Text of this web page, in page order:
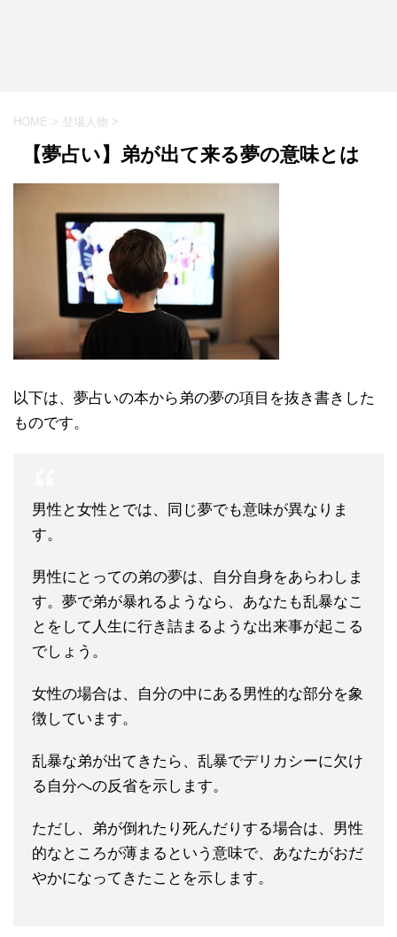
HOME > 登場人物 >
【夢占い】弟が出て来る夢の意味とは
以下は、夢占いの本から弟の夢の項目を抜き書きした
ものです。
男性と女性とでは、同じ夢でも意味が異なりま
す。
男性にとっての弟の夢は、自分自身をあらわしま
す。夢で弟が暴れるようなら、あなたも乱暴なこ
とをして人生に行き詰まるような出来事が起こる
でしょう。
女性の場合は、自分の中にある男性的な部分を象
徴しています。
乱暴な弟が出てきたら、乱暴でデリカシーに欠け
る自分への反省を示します。
ただし、弟が倒れたり死んだりする場合は、男性
的なところが薄まるという意味で、あなたがおだ
やかになってきたことを示します。